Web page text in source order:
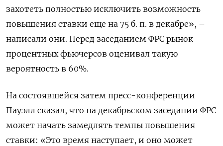
захотеть полностью исключить возможность
повышения ставки еще на 75 б. п. в декабре», –
написали они. Перед заседанием ФРС рынок
процентных фьючерсов оценивал такую
вероятность в 60%.
На состоявшейся затем пресс-конференции
Пауэлл сказал, что на декабрьском заседании ФРС
может начать замедлять темпы повышения
ставки: «Это время наступает, и оно может